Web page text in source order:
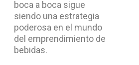
boca a boca sigue
siendo una estrategia
poderosa en el mundo
del emprendimiento de
bebidas.